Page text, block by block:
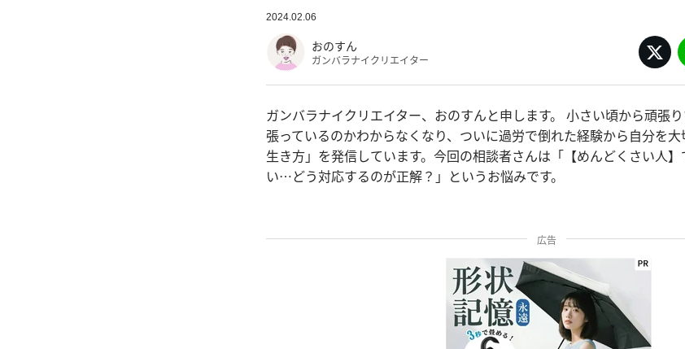
2024.02.06
おのすん
ガンバラナイクリエイター
ガンバラナイクリエイター、おのすんと申します。 小さい頃から頑張
張っているのかわからなくなり、ついに過労で倒れた経験から自分を
生き方」を発信しています。今回の相談者さんは「【めんどくさい人
い…どう対応するのが正解？」というお悩みです。
広告